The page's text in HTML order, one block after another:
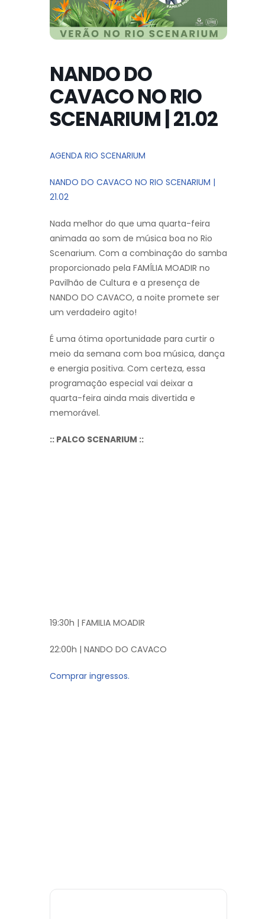
NANDO DO
CAVACO NO RIO
SCENARIUM | 21.02
AGENDA RIO SCENARIUM
NANDO DO CAVACO NO RIO SCENARIUM |
21.02
Nada melhor do que uma quarta-feira
animada ao som de música boa no Rio
Scenarium. Com a combinação do samba
proporcionado pela FAMÍLIA MOADIR no
Pavilhão de Cultura e a presença de
NANDO DO CAVACO, a noite promete ser
um verdadeiro agito!
É uma ótima oportunidade para curtir o
meio da semana com boa música, dança
e energia positiva. Com certeza, essa
programação especial vai deixar a
quarta-feira ainda mais divertida e
memorável.
:: PALCO SCENARIUM ::
19:30h | FAMILIA MOADIR
22:00h | NANDO DO CAVACO
Comprar ingressos.